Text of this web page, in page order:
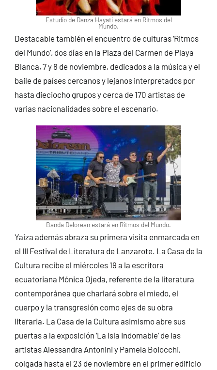
Estudio de Danza Hayati estará en Ritmos del
Mundo.
Destacable también el encuentro de culturas ‘Ritmos
del Mundo’, dos días en la Plaza del Carmen de Playa
Blanca, 7 y 8 de noviembre, dedicados a la música y el
baile de países cercanos y lejanos interpretados por
hasta dieciocho grupos y cerca de 170 artistas de
varias nacionalidades sobre el escenario.
Banda Delorean estará en Ritmos del Mundo.
Yaiza además abraza su primera visita enmarcada en
el III Festival de Literatura de Lanzarote. La Casa de la
Cultura recibe el miércoles 19 a la escritora
ecuatoriana Mónica Ojeda, referente de la literatura
contemporánea que charlará sobre el miedo, el
cuerpo y la transgresión como ejes de su obra
literaria. La Casa de la Cultura asimismo abre sus
puertas a la exposición ‘La Isla Indomable’ de las
artistas Alessandra Antonini y Pamela Boiocchi,
colgada hasta el 23 de noviembre en el primer edificio